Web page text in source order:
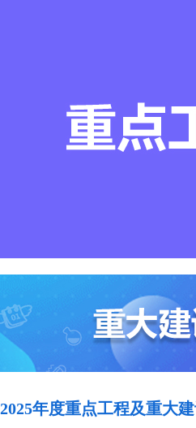
2025年度重点工程及重大